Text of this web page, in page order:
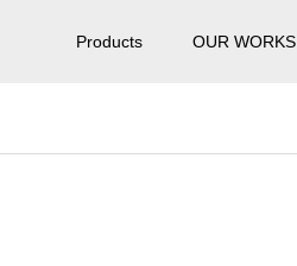
Products OUR WORKS